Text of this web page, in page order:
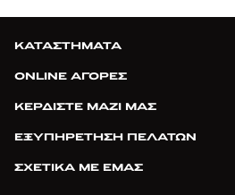
ΚΑΤΑΣΤΗΜΑΤΑ
ONLINE ΑΓΟΡΕΣ
ΚΕΡΔΙΣΤΕ ΜΑΖΙ ΜΑΣ
ΕΞΥΠΗΡΕΤΗΣΗ ΠΕΛΑΤΩΝ
ΣΧΕΤΙΚΑ ΜΕ ΕΜΑΣ